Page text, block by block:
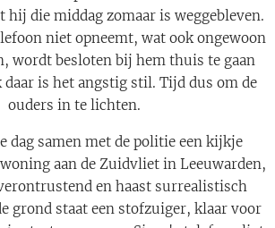
hij die middag zomaar is weggebleven.
niet opneemt, wat ook ongewoon
wordt besloten bij hem thuis te gaan
is het angstig stil. Tijd dus om de
ouders in te lichten.
dag samen met de politie een kijkje
aan de Zuidvliet in Leeuwarden,
en haast surrealistisch
grond staat een stofzuiger, klaar voor